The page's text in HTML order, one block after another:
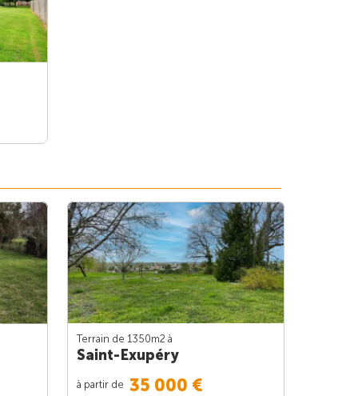
Terrain de 1350m2 à
Saint-Exupéry
à partir de 35 000 €